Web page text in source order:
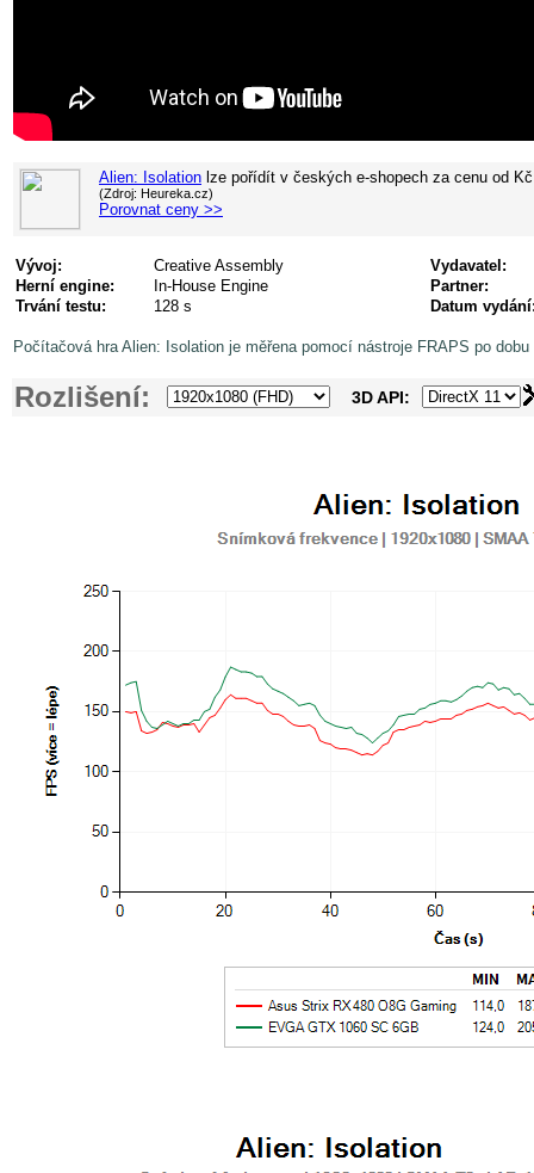
Alien: Isolation lze pořídít v českých e-shopech za cenu od
(Zdroj: Heureka.cz)
Porovnat ceny >>
Vývoj: Creative Assembly
Vydavatel:
Herní engine:
In-House Engine
Partner:
Trvání testu:
128 s Datum
Počítačová hra Alien: Isolation je měřena pomocí nástroje FRAPS po
Rozlišení: 3D API: